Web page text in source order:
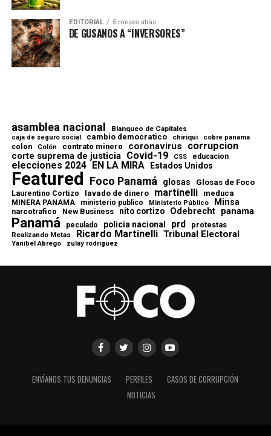
EDITORIAL 5 meses atrás
DE GUSANOS A “INVERSORES”
asamblea nacional Blanqueo de Capitales
caja de seguro social cambio democratico chiriqui cobre panama
colon Colón contrato minero coronavirus corrupcion
corte suprema de justicia Covid-19 CSS educacion
elecciones 2024 EN LA MIRA Estados Unidos
Featured Foco Panamá glosas Glosas de Foco
Laurentino Cortizo lavado de dinero martinelli meduca
MINERA PANAMA ministerio publico Ministerio Público Minsa
narcotrafico New Business nito cortizo Odebrecht panama
Panamá peculado policia nacional prd protestas
Realizando Metas Ricardo Martinelli Tribunal Electoral
Yanibel Abrego zulay rodriguez
ENVÍANOS TUS DENUNCIAS PERFILES
CASOS DE CORRUPCIÓN
NOTICIAS